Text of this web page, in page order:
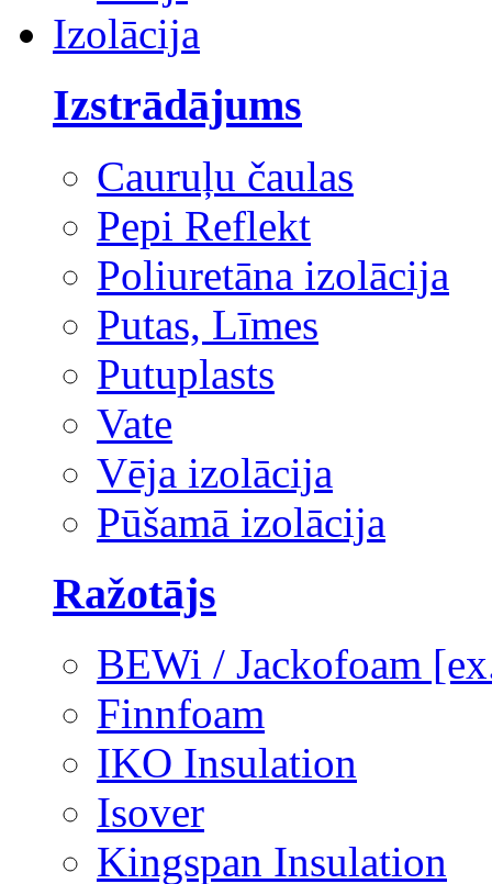
Izolācija
Izstrādājums
Cauruļu čaulas
Pepi Reflekt
Poliuretāna izolācija
Putas, Līmes
Putuplasts
Vate
Vēja izolācija
Pūšamā izolācija
Ražotājs
BEWi / Jackofoam
Finnfoam
IKO Insulation
Isover
Kingspan Insulation